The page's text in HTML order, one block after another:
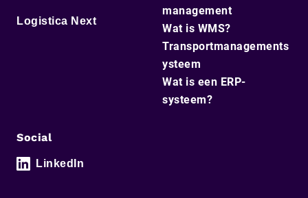
Logistica Next
management
Wat is WMS?
Transportmanagements
ysteem
Wat is een ERP-
systeem?
Social
LinkedIn